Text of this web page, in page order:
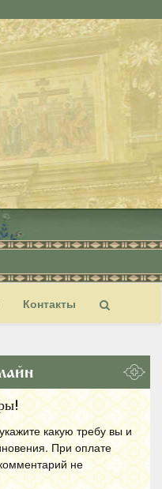
Контакты
какую требу вы и
При оплате
не